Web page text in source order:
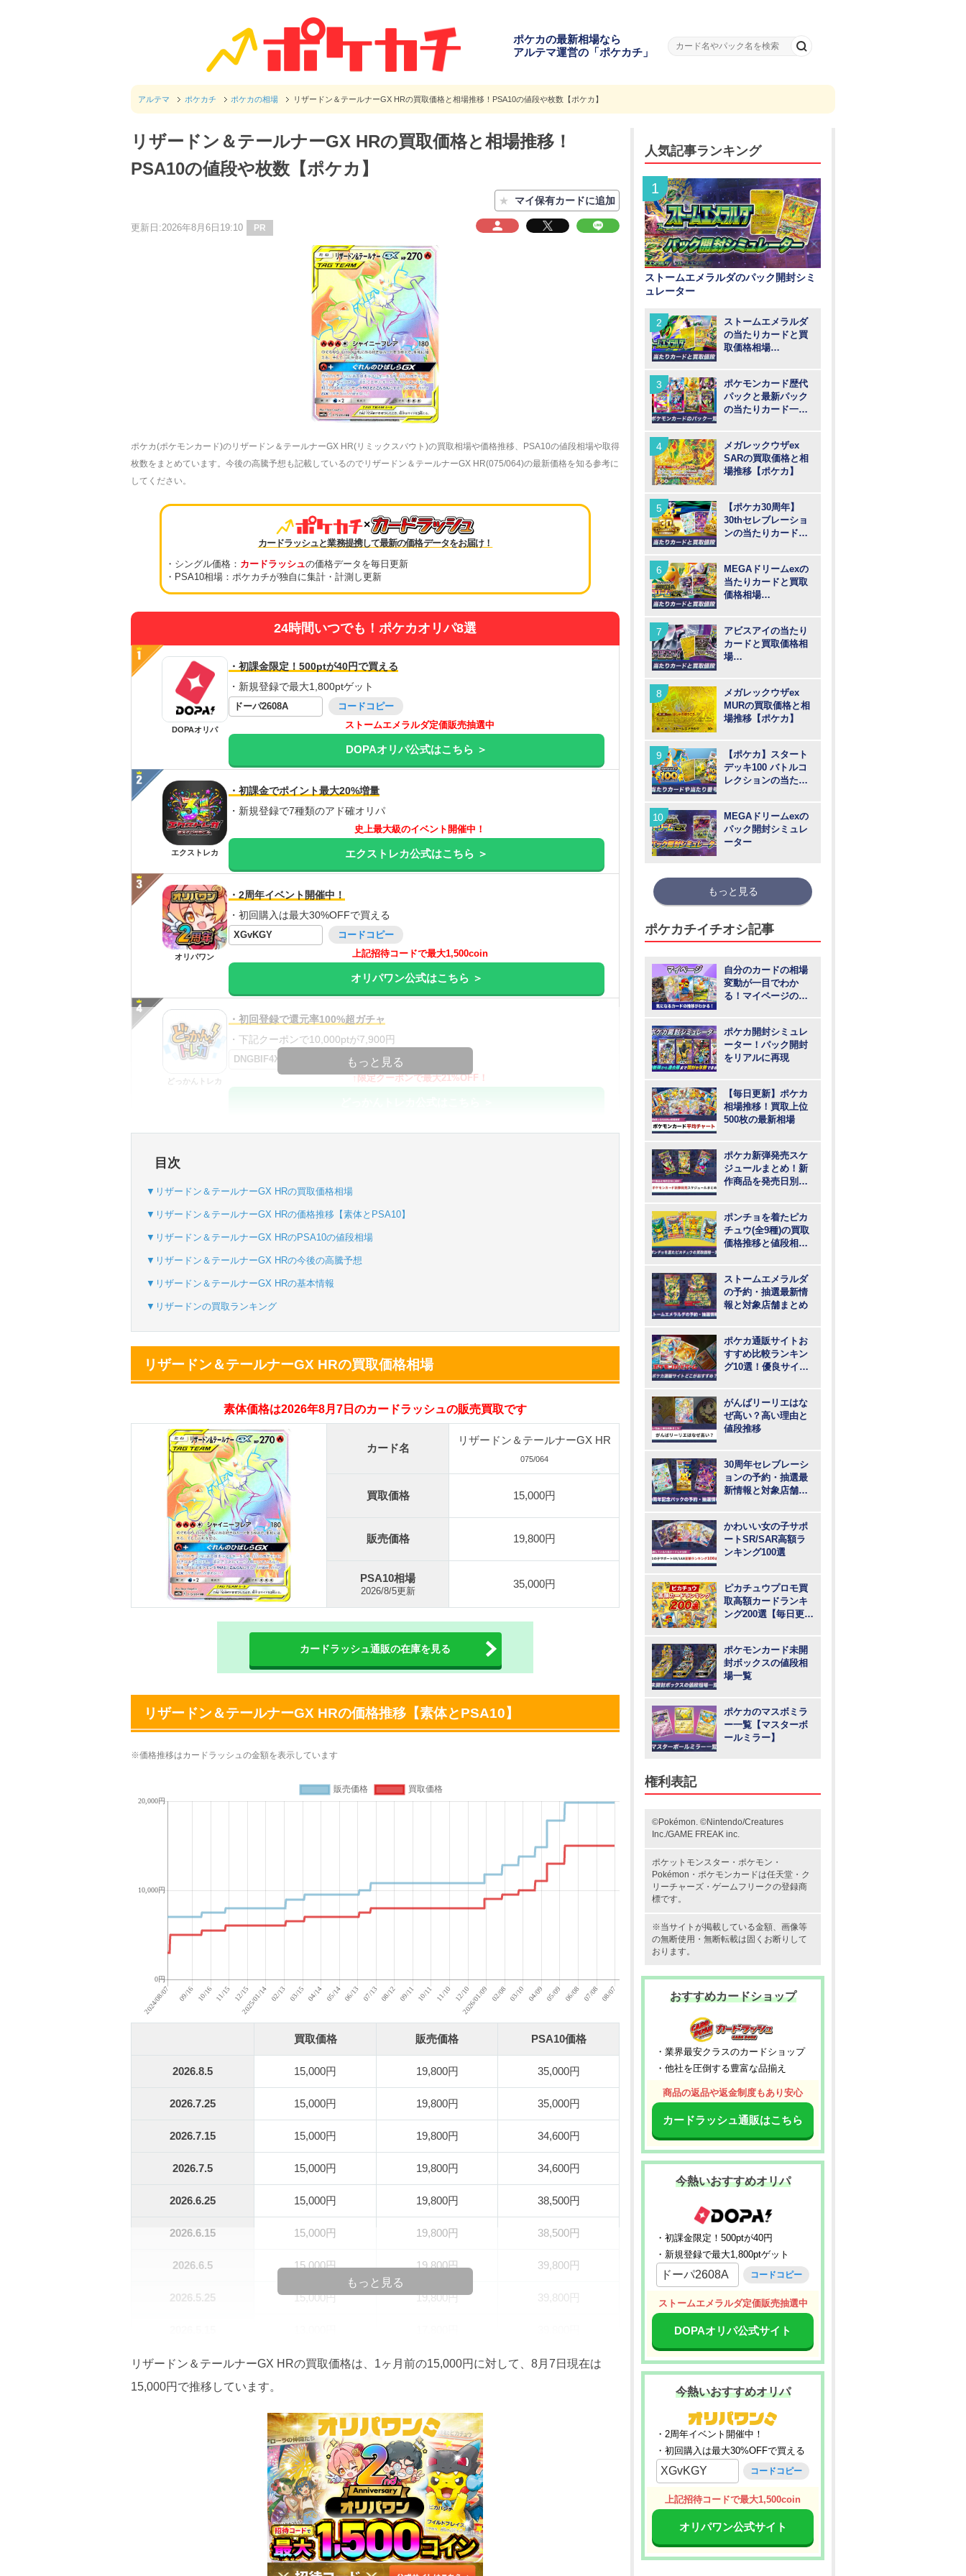
ポケカの最新相場なら
アルテマ運営の「ポケカチ」
アルテマ ポケカチ ポケカの相場 リザードン＆テールナーGX HRの買取価格と相場推移！PSA10の値段や枚数【ポケカ】
リザードン＆テールナーGX HRの買取価格と相場推移！
PSA10の値段や枚数【ポケカ】
★ マイ保有カードに追加
更新日:2026年8月6日19:10 PR
ポケカ(ポケモンカード)のリザードン＆テールナーGX HR(リミックスバウト)の買取相場や価格推移、PSA10の値段相場や取得
枚数をまとめています。今後の高騰予想も記載しているのでリザードン＆テールナーGX HR(075/064)の最新価格を知る参考に
してください。
×
カードラッシュと業務提携して最新の価格データをお届け！
・シングル価格： カードラッシュ の価格データを毎日更新
・PSA10相場：ポケカチが独自に集計・計測し更新
24時間いつでも！ポケカオリパ8選
DOPAオリパ
・初課金限定！500ptが40円で買える
・新規登録で最大1,800ptゲット
ドーパ2608A
コードコピー
ストームエメラルダ定価販売抽選中
DOPAオリパ公式はこちら ＞
エクストレカ
・初課金でポイント最大20%増量
・新規登録で7種類のアド確オリパ
史上最大級のイベント開催中！
エクストレカ公式はこちら ＞
オリパワン
・2周年イベント開催中！
・初回購入は最大30%OFFで買える
XGvKGY
コードコピー
上記招待コードで最大1,500coin
オリパワン公式はこちら ＞
どっかんトレカ
・初回登録で還元率100%超ガチャ
・下記クーポンで10,000ptが7,900円
DNGBIF4X
コードコピー
↑限定クーポンで最大21%OFF！
オリパスタジアム
・新規登録で6種類アド確解禁
・1,000円で1,500coin買える
オリパスタジアム公式はこちら ＞
オリくじ
・初回購入は500coinが50円
新規登録で無料100連できる
オリくじ公式はこちら ＞
TORAオリパ
・リリース1周年イベント開催中！
・新規登録で最大90%OFF
TORAオリパ公式はこちら ＞
もっと見る
目次
▼リザードン＆テールナーGX HRの買取価格相場
▼リザードン＆テールナーGX HRの価格推移【素体とPSA10】
▼リザードン＆テールナーGX HRのPSA10の値段相場
▼リザードン＆テールナーGX HRの今後の高騰予想
▼リザードン＆テールナーGX HRの基本情報
▼リザードンの買取ランキング
リザードン＆テールナーGX HRの買取価格相場
素体価格は2026年8月7日のカードラッシュの販売買取です
カード名
リザードン＆テールナーGX HR
075/064
買取価格 15,000円
販売価格 19,800円
PSA10相場
2026/8/5更新
35,000円
カードラッシュ通販の在庫を見る
リザードン＆テールナーGX HRの価格推移【素体とPSA10】
※価格推移はカードラッシュの金額を表示しています
買取価格 販売価格 PSA10価格
2026.8.5 15,000円 19,800円 35,000円
2026.7.25 15,000円 19,800円 35,000円
2026.7.15 15,000円 19,800円 34,600円
2026.7.5 15,000円 19,800円 34,600円
2026.6.25 15,000円 19,800円 38,500円
2026.6.15 15,000円 19,800円 38,500円
2026.6.5 15,000円 19,800円 39,800円
2026.5.25 15,000円 19,800円 39,800円
2026.5.5 13,000円 17,800円 39,800円
2026.4.25
11,000円 14,800円
11,000円 14,800円
10,000円 13,800円
10,000円 13,800円
10,000円 13,800円
もっと見る
リザードン＆テールナーGX HRの買取価格は、1ヶ月前の15,000円に対して、8月7日現在は
15,000円で推移しています。
人気記事ランキング
ストームエメラルダのパック開封シミ
ュレーター
ストームエメラルダ
の当たりカードと買
取価格相場
ポケモンカード歴代
パックと最新パック
の当たりカード一覧
メガレックウザex
SARの買取価格と相
場推移【ポケカ】
【ポケカ30周年】
30thセレブレーショ
ンの当たりカードと
MEGAドリームexの
当たりカードと買取
価格相場
アビスアイの当たり
カードと買取価格相
場
メガレックウザex
MURの買取価格と相
場推移【ポケカ】
【ポケカ】スタート
デッキ100 バトルコ
レクションの当たり
MEGAドリームexの
パック開封シミュレ
ーター
もっと見る
ポケカチイチオシ記事
自分のカードの相場
変動が一目でわか
る！マイページの登
ポケカ開封シミュレ
ーター！パック開封
をリアルに再現
【毎日更新】ポケカ
相場推移！買取上位
500枚の最新相場
ポケカ新弾発売スケ
ジュールまとめ！新
作商品を発売日別に
ポンチョを着たピカ
チュウ(全9種)の買取
価格推移と値段相
ストームエメラルダ
の予約・抽選最新情
報と対象店舗まとめ
ポケカ通販サイトお
すすめ比較ランキン
グ10選！優良サイト
がんばリーリエはな
ぜ高い？高い理由と
値段推移
30周年セレブレーシ
ョンの予約・抽選最
新情報と対象店舗ま
かわいい女の子サポ
ートSR/SAR高額ラ
ンキング100選
ピカチュウプロモ買
取高額カードランキ
ング200選【毎日更
ポケモンカード未開
封ボックスの値段相
場一覧
ポケカのマスボミラ
ー一覧【マスターボ
ールミラー】
権利表記
©Pokémon. ©Nintendo/Creatures
Inc./GAME FREAK inc.
ポケットモンスター ・ポケモン・
Pokémon・ ポケモンカードは任天堂・ ク
リーチャーズ ・ ゲームフリークの登録商
標です。
※当サイトが掲載している金額、画像等
の無断使用・無断転載は固くお断りして
おります。
おすすめカードショップ
・業界最安クラスのカードショップ
・他社を圧倒する豊富な品揃え
商品の返品や返金制度もあり安心
カードラッシュ通販はこちら
今熱いおすすめオリパ
・初課金限定！500ptが40円
・新規登録で最大1,800ptゲット
ドーパ2608A コードコピー
ストームエメラルダ定価販売抽選中
DOPAオリパ公式サイト
今熱いおすすめオリパ
・2周年イベント開催中！
・初回購入は最大30%OFFで買える
XGvKGY コードコピー
上記招待コードで最大1,500coin
オリパワン公式サイト